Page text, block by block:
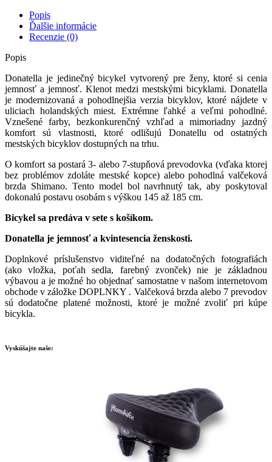
kolesá
28"s
výbavou:
prevodov,
Popis
Ďalšie informácie
Recenzie (0)
Popis
Donatella je jedinečný bicykel vytvorený pre ženy, ktoré si cenia
jemnosť a jemnosť. Klenot medzi mestskými bicyklami. Donatella
je modernizovaná a pohodlnejšia verzia bicyklov, ktoré nájdete v
uliciach holandských miest. Extrémne ľahké a veľmi pohodlné.
Vznešené farby, bezkonkurenčný vzhľad a mimoriadny jazdný
komfort sú vlastnosti, ktoré odlišujú Donatellu od ostatných
mestských bicyklov dostupných na trhu.
O komfort sa postará 3- alebo 7-stupňová prevodovka (vďaka ktorej
bez problémov zdoláte mestské kopce) alebo pohodlná valčeková
brzda Shimano. Tento model bol navrhnutý tak, aby poskytoval
dokonalú postavu osobám s výškou 145 až 185 cm. ​
Bicykel sa predáva v sete s košíkom.
Donatella je jemnosť a kvintesencia ženskosti.
Doplnkové príslušenstvo viditeľné na dodatočných fotografiách
(ako vložka, poťah sedla, farebný zvonček) nie je základnou
výbavou a je možné ho objednať samostatne v našom internetovom
obchode v záložke DOPLNKY . Valčeková brzda alebo 7 prevodov
sú dodatočne platené možnosti, ktoré je možné zvoliť pri kúpe
bicykla.
Vyskúšajte naše: